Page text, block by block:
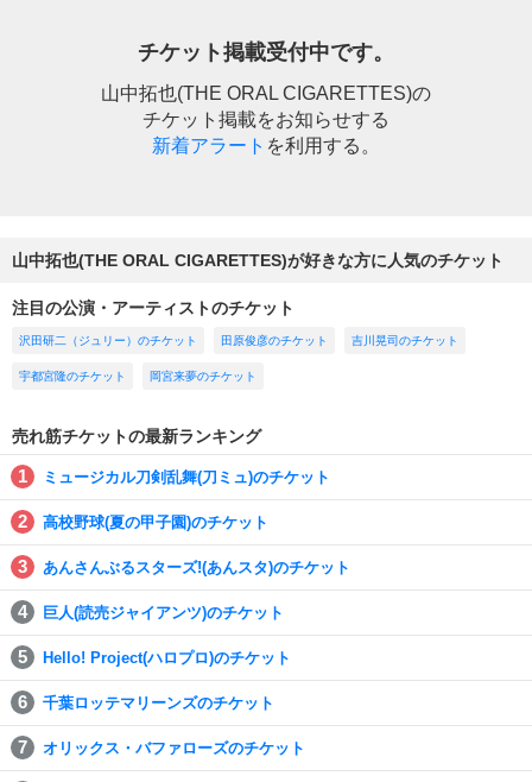
チケット掲載受付中です。
山中拓也(THE ORAL CIGARETTES)の
チケット掲載をお知らせする
新着アラート を利用する。
山中拓也(THE ORAL CIGARETTES)が好きな方に人気のチケット
注目の公演・アーティストのチケット
沢田研二（ジュリー）のチケット 田原俊彦のチケット 吉川晃司のチケット
宇都宮隆のチケット 岡宮来夢のチケット
売れ筋チケットの最新ランキング
ミュージカル刀剣乱舞(刀ミュ)のチケット
高校野球(夏の甲子園)のチケット
あんさんぶるスターズ!(あんスタ)のチケット
巨人(読売ジャイアンツ)のチケット
Hello! Project(ハロプロ)のチケット
千葉ロッテマリーンズのチケット
オリックス・バファローズのチケット